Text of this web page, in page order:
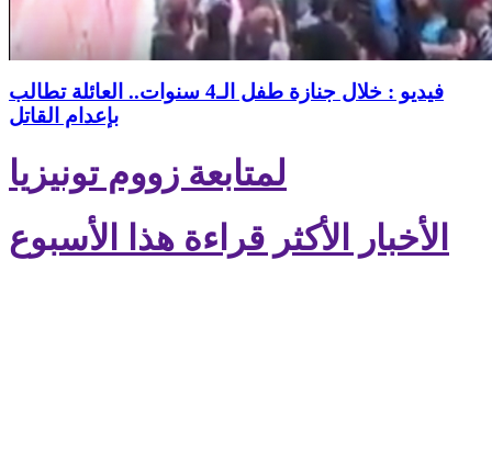
فيديو : خلال جنازة طفل الـ4 سنوات.. العائلة تطالب
بإعدام القاتل
لمتابعة زووم تونيزيا
الأخبار الأكثر قراءة هذا الأسبوع